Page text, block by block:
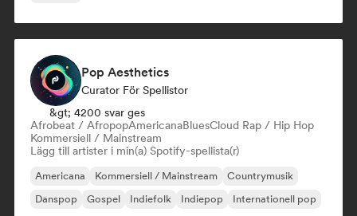
Pop Aesthetics
Curator För Spellistor
&gt; 4200 svar ges
Afrobeat / AfropopAmericanaBluesCloud Rap / Hip Hop
Kommersiell / Mainstream
Lägg till artister i min(a) Spotify-spellista(r)
Americana Kommersiell / Mainstream
Countrymusik
Danspop
Gospel Indiefolk Indiepop Internationell pop